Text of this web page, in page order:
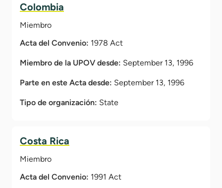
Colombia
Miembro
Acta del Convenio: 1978 Act
Miembro de la UPOV desde: September 13, 1996
Parte en este Acta desde: September 13, 1996
Tipo de organización: State
Costa Rica
Miembro
Acta del Convenio: 1991 Act